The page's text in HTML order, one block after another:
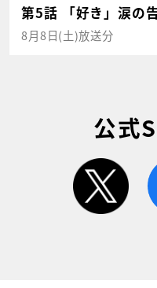
第5話 「好き」涙の
8月8日(土)放送分
公式